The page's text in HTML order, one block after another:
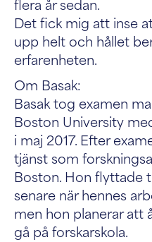
Det fick mig att inse
upp helt och hållet
erfarenheten.
Om Basak:
Basak tog examen
Boston University
i maj 2017. Efter
tjänst som
Boston. Hon flyttade
senare när hennes
men hon planerar att
gå på forskarskola.